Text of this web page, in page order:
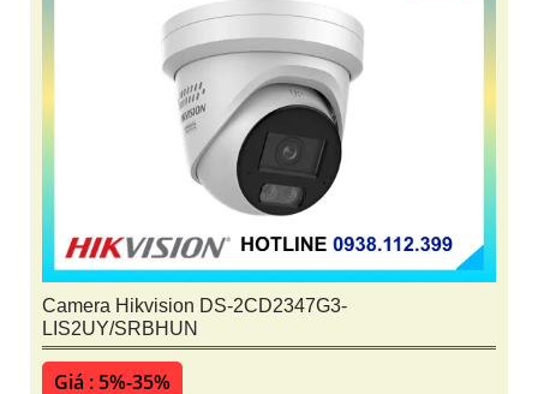
Camera Hikvision DS-2CD2347G3-
LIS2UY/SRBHUN
Giá : 5%-35%